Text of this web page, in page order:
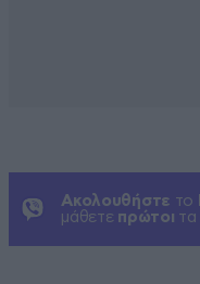
Ακολουθήστε το
μάθετε πρώτοι τα